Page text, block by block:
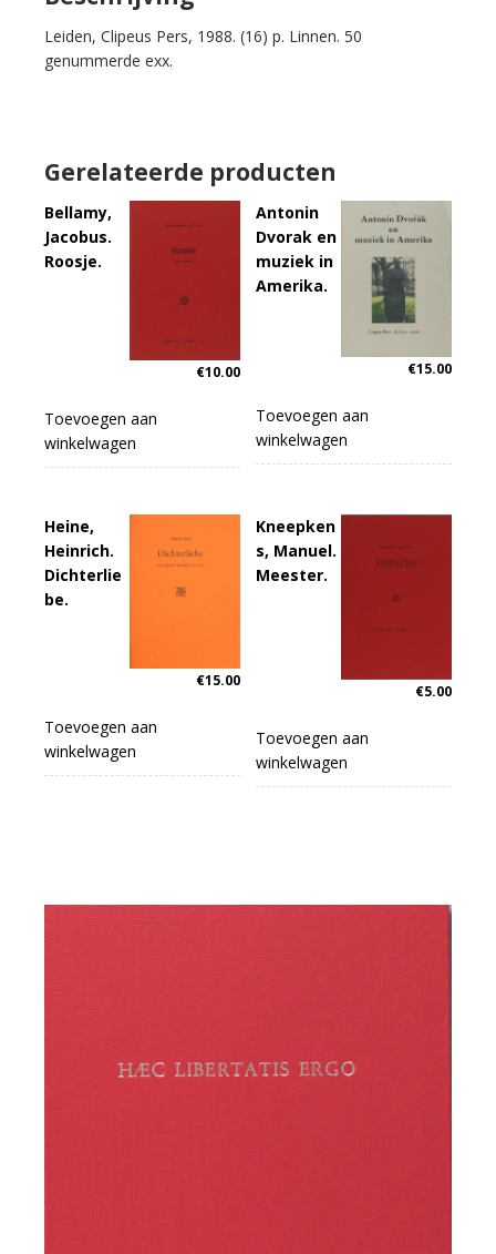
geofferd
op
de
Hollandse
vrijheid.
aantal
Leiden, Clipeus Pers, 1988. (16) p. Linnen. 50
genummerde exx.
Gerelateerde producten
Bellamy,
Jacobus.
Roosje.
€10.00
Toevoegen aan
winkelwagen
Antonin
Dvorak en
muziek in
Amerika.
€15.00
Toevoegen aan
winkelwagen
Heine,
Heinrich.
Dichterlie
be.
€15.00
Toevoegen aan
winkelwagen
Kneepken
s, Manuel.
Meester.
€5.00
Toevoegen aan
winkelwagen